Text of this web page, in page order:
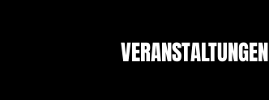
VERANSTALTUNGEN